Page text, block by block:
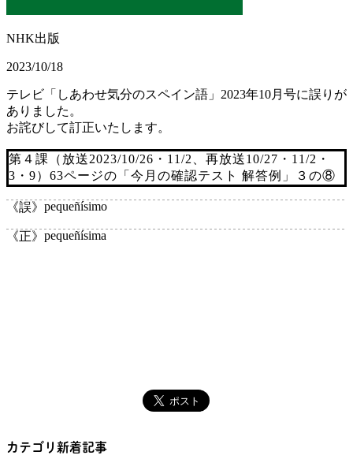
NHK出版
2023/10/18
テレビ「しあわせ気分のスペイン語」2023年10月号に誤りが
ありました。
お詫びして訂正いたします。
第４課（放送2023/10/26・11/2、再放送10/27・11/2・
3・9）63ページの「今月の確認テスト 解答例」３の⑧
《誤》 pequeñísimo
《正》 pequeñísima
カテゴリ新着記事